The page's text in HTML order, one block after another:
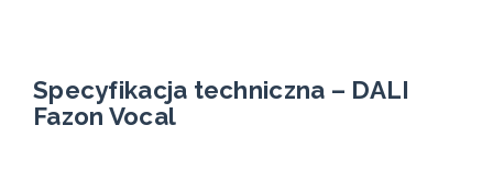
Specyfikacja techniczna – DALI
Fazon Vocal